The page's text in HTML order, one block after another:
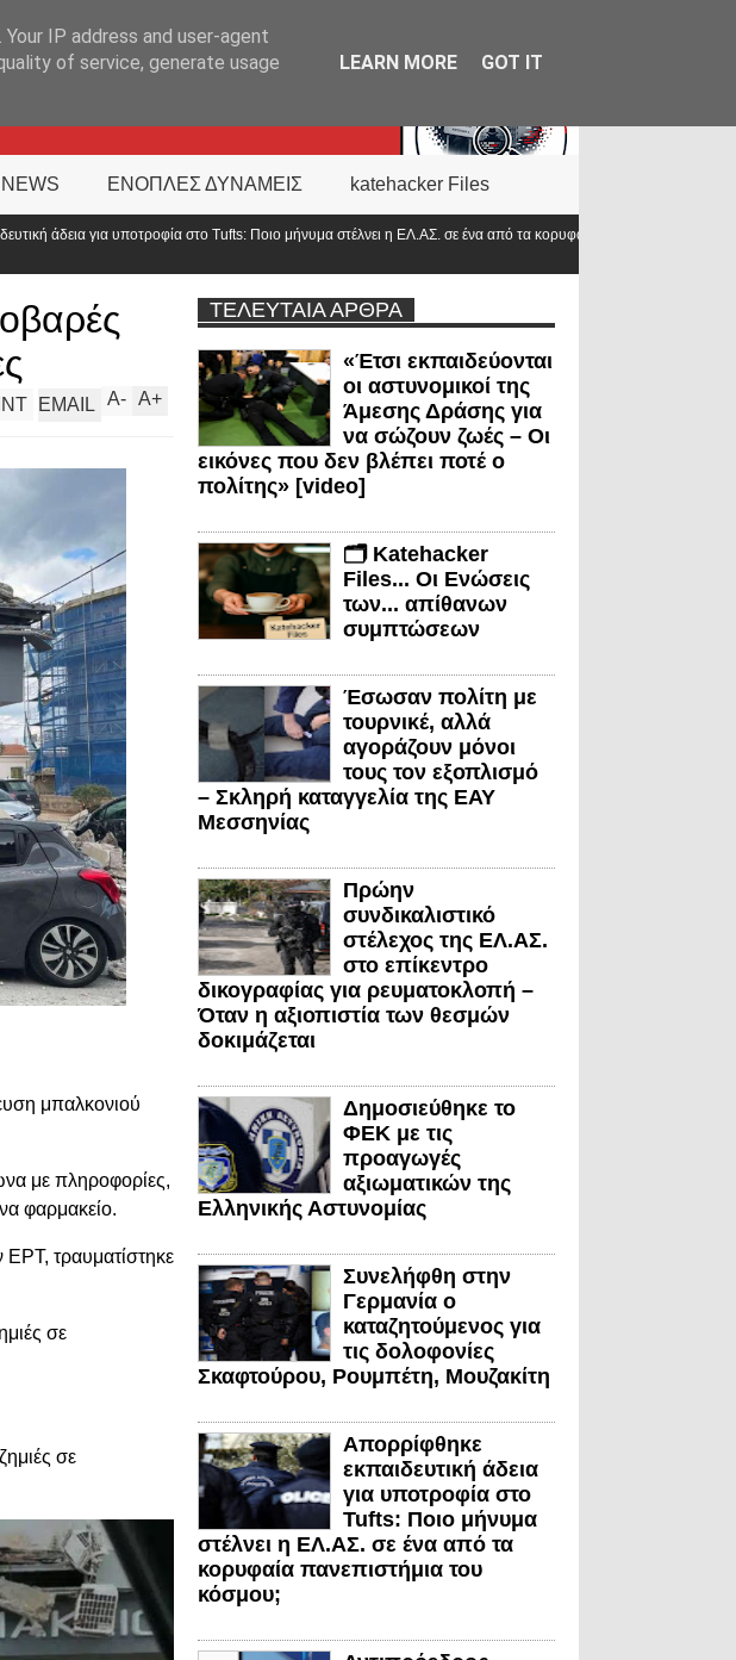
ΕΝΟΠΛΕΣ ΔΥΝΑΜΕΙΣ katehacker Files
σε ένα από τα κορυφαία πανεπιστήμια του
Αντιπρόεδρος ΠΟΑΣΥ: «Οι νέοι γυρίζουν την πλάτη
A+
A-
EMAIL
μπαλκονιού
με πληροφορίες,
φαρμακείο.
τραυματίστηκε
σε
σε
ΤΕΛΕΥΤΑΙΑ ΑΡΘΡΑ
«Έτσι εκπαιδεύονται
οι αστυνομικοί της
Άμεσης Δράσης για
να σώζουν ζωές – Οι
εικόνες που δεν βλέπει ποτέ ο
πολίτης» [video]
🗂️ Katehacker
Files... Οι Ενώσεις
των... απίθανων
συμπτώσεων
Έσωσαν πολίτη με
τουρνικέ, αλλά
αγοράζουν μόνοι
τους τον εξοπλισμό
– Σκληρή καταγγελία της ΕΑΥ
Μεσσηνίας
Πρώην
συνδικαλιστικό
στέλεχος της ΕΛ.ΑΣ.
στο επίκεντρο
δικογραφίας για ρευματοκλοπή –
Όταν η αξιοπιστία των θεσμών
δοκιμάζεται
Δημοσιεύθηκε το
ΦΕΚ με τις
προαγωγές
αξιωματικών της
Ελληνικής Αστυνομίας
Συνελήφθη στην
Γερμανία ο
καταζητούμενος για
τις δολοφονίες
Σκαφτούρου, Ρουμπέτη, Μουζακίτη
Απορρίφθηκε
εκπαιδευτική άδεια
για υποτροφία στο
Tufts: Ποιο μήνυμα
στέλνει η ΕΛ.ΑΣ. σε ένα από τα
κορυφαία πανεπιστήμια του
κόσμου;
IP address and user-agent
of service, generate usage
LEARN MORE GOT IT